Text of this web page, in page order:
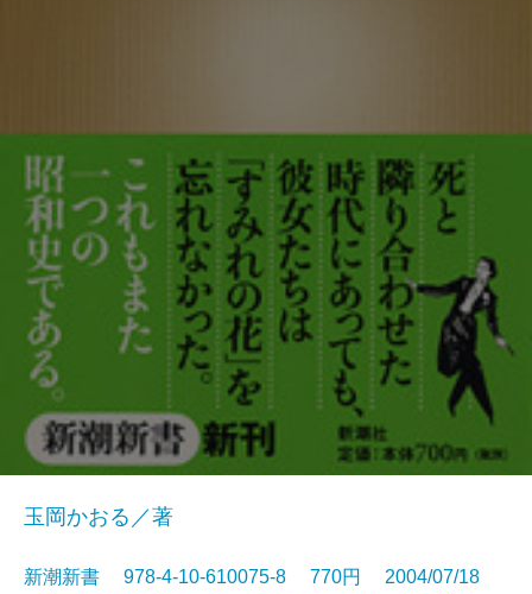
玉岡かおる／著
新潮新書 978-4-10-610075-8 770円 2004/07/18